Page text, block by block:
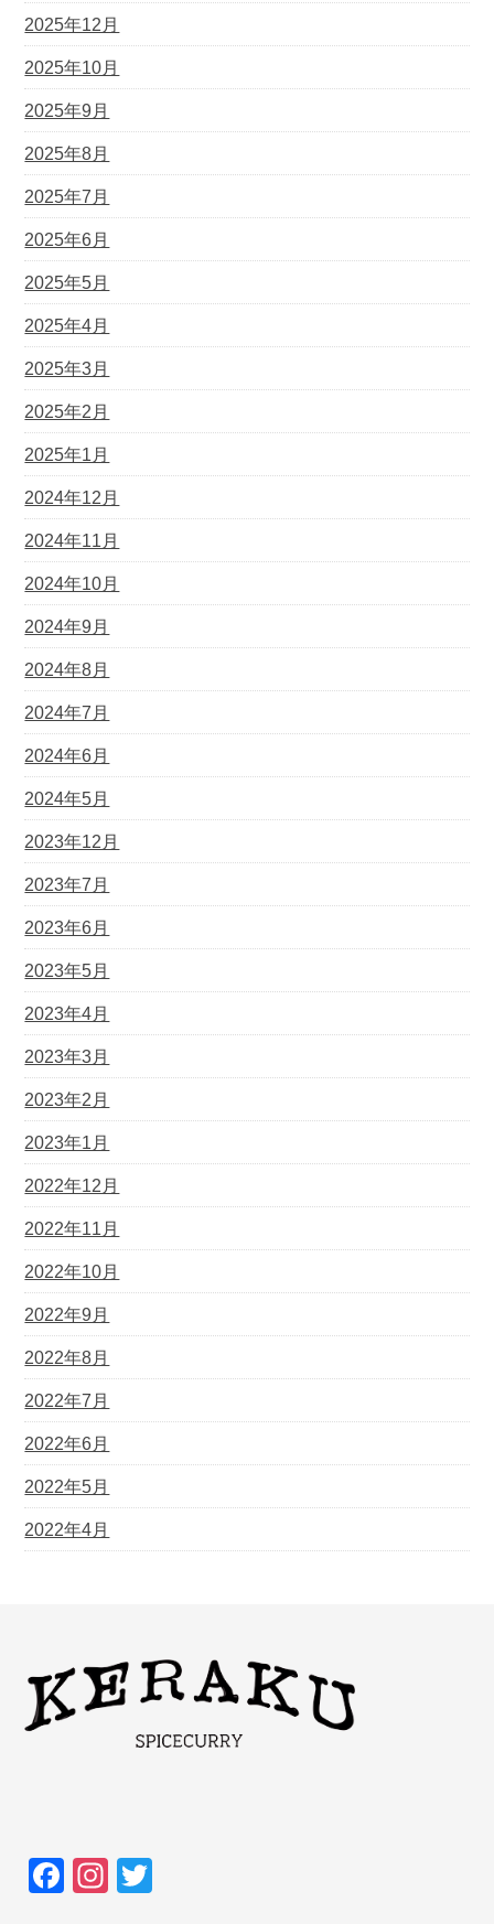
2025年12月
2025年10月
2025年9月
2025年8月
2025年7月
2025年6月
2025年5月
2025年4月
2025年3月
2025年2月
2025年1月
2024年12月
2024年11月
2024年10月
2024年9月
2024年8月
2024年7月
2024年6月
2024年5月
2023年12月
2023年7月
2023年6月
2023年5月
2023年4月
2023年3月
2023年2月
2023年1月
2022年12月
2022年11月
2022年10月
2022年9月
2022年8月
2022年7月
2022年6月
2022年5月
2022年4月
F
In